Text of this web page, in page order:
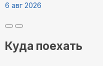
6 авг 2026
Куда поехать